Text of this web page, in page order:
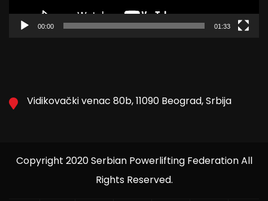
00:00 01:33
Vidikovački venac 80b, 11090 Beograd, Srbija
Copyright 2020 Serbian Powerlifting Federation All
Rights Reserved.